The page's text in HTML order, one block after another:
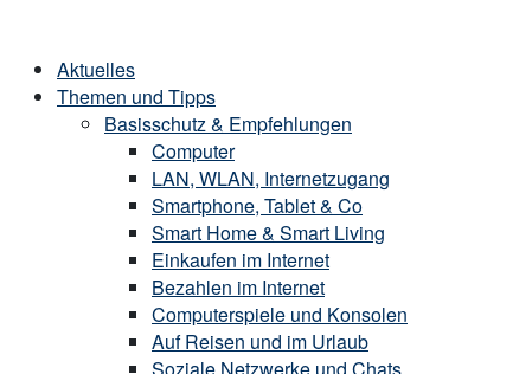
content
Menu Aktuelles
Themen und Tipps
Basisschutz & Empfehlungen
Computer
LAN, WLAN, Internetzugang
Smartphone, Tablet & Co
Smart Home & Smart Living
Einkaufen im Internet
Bezahlen im Internet
Computerspiele und Konsolen
Auf Reisen und im Urlaub